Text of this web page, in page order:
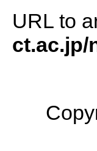
URL to
ct.ac.jp/